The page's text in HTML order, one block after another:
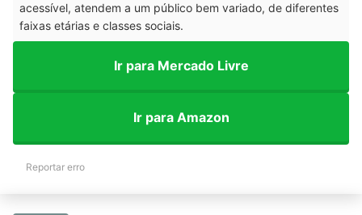
acessível, atendem a um público bem variado, de diferentes
faixas etárias e classes sociais.
Ir para Mercado Livre
Ir para Amazon
Reportar erro